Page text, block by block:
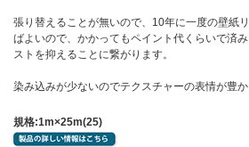
張り替えることが無いので、10年に一度の壁紙
ばよいので、かかってもペイント代くらいで済
ストを抑えることに繋がります。
染み込みが少ないのでテクスチャーの表情が豊か
規格:1m×25m(25)